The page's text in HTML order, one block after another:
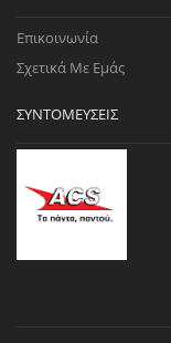
Επικοινωνία
Σχετικά Με Εμάς
ΣΥΝΤΟΜΕΎΣΕΙΣ